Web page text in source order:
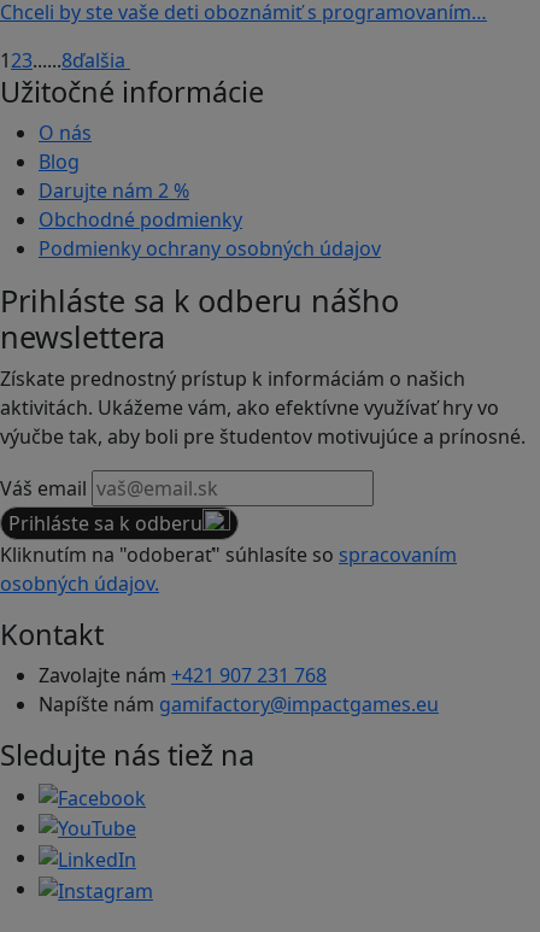
Chceli by ste vaše deti oboznámiť s programovaním…
123......8ďalšia
Užitočné informácie
O nás
Blog
Darujte nám 2 %
Obchodné podmienky
Podmienky ochrany osobných údajov
Prihláste sa k odberu nášho
newslettera
Získate prednostný prístup k informáciám o našich
aktivitách. Ukážeme vám, ako efektívne využívať hry vo
výučbe tak, aby boli pre študentov motivujúce a prínosné.
Váš email
Prihláste sa k odberu
Kliknutím na "odoberať" súhlasíte so spracovaním
osobných údajov.
Kontakt
Zavolajte nám +421 907 231 768
Napíšte nám gamifactory@impactgames.eu
Sledujte nás tiež na